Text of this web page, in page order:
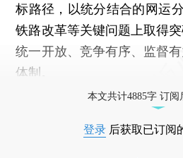
标路径，以统分结合的网运
铁路改革等关键问题上取得突
统一开放、竞争有序、监督
体制。
本文共计4885字 订阅
登录 后获取已订阅